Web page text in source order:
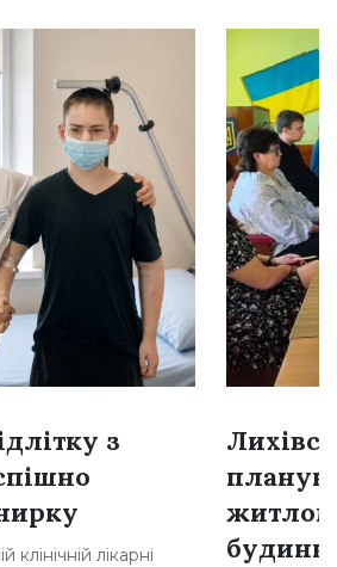
з
клінічній лікарні